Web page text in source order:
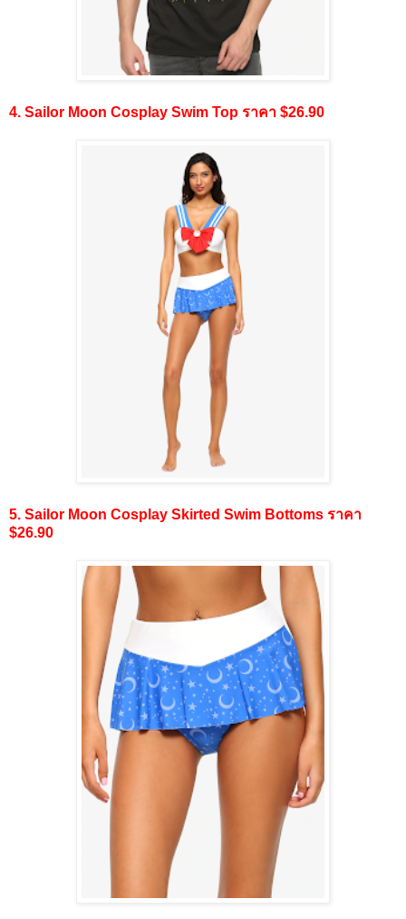
4. Sailor Moon Cosplay Swim Top ราคา $26.90
5. Sailor Moon Cosplay Skirted Swim Bottoms ราคา
$26.90